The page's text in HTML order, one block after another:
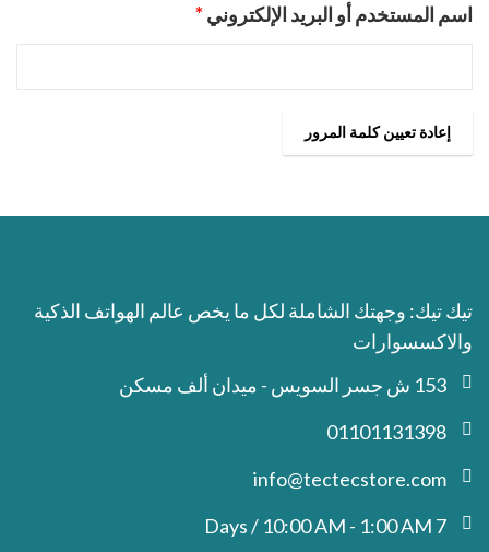
اسم المستخدم أو البريد الإلكتروني*مطلوبة
إعادة تعيين كلمة المرور
تيك تيك: وجهتك الشاملة لكل ما يخص عالم الهواتف الذكية
والاكسسوارات
153 ش جسر السويس - ميدان ألف مسكن
01101131398
info@tectecstore.com
7 Days / 10:00 AM - 1:00 AM